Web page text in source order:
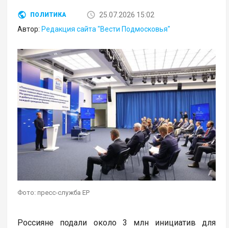
ПОЛИТИКА
25.07.2026 15:02
Автор: Редакция сайта "Вести Подмосковья"
Фото: пресс-служба ЕР
Россияне подали около 3 млн инициатив для